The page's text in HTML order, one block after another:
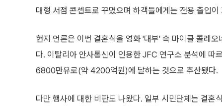
대형 서점 콘셉트로 꾸몄으며 하객들에게는 전용 출입
현지 언론은 이번 결혼식을 영화 '대부' 속 마이클 콜레
다. 이탈리아 안사통신이 인용한 JFC 연구소 분석에 따
6800만유로(약 4200억원)에 달하는 것으로 추산됐다.
다만 행사에 대한 비판도 나왔다. 일부 시민단체는 결혼